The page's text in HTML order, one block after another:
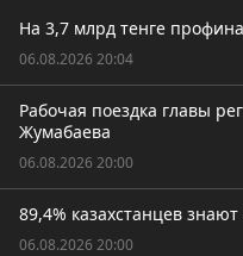
На 3,7 млрд тенге
06.08.2026 20:04
Рабочая поездка главы
Жумабаева
06.08.2026 20:00
89,4% казахстанцев
06.08.2026 20:00